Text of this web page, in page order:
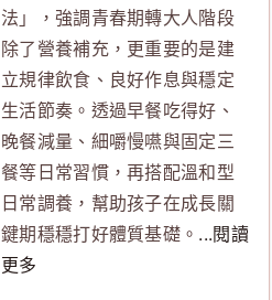
法」，強調青春期轉大人階段
除了營養補充，更重要的是建
立規律飲食、良好作息與穩定
生活節奏。透過早餐吃得好、
晚餐減量、細嚼慢嚥與固定三
餐等日常習慣，再搭配溫和型
日常調養，幫助孩子在成長關
鍵期穩穩打好體質基礎。 ...閱讀
更多